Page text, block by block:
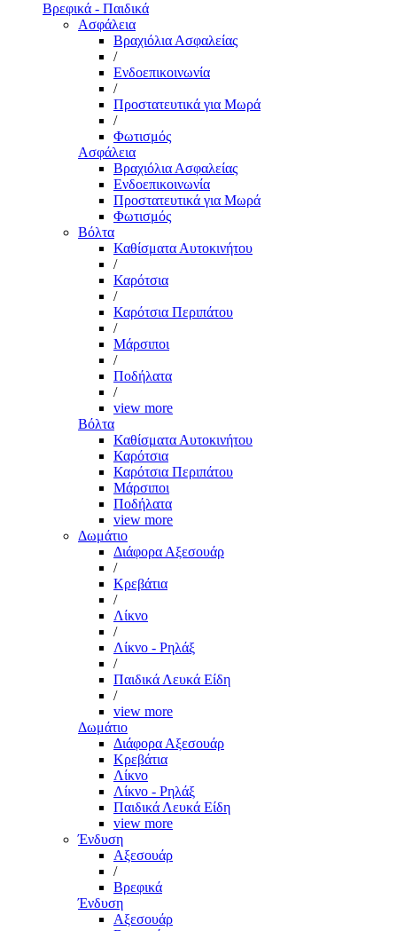
Βρεφικά - Παιδικά
Ασφάλεια
Βραχιόλια Ασφαλείας
/
Ενδοεπικοινωνία
/
Προστατευτικά για Μωρά
/
Φωτισμός
Ασφάλεια
Βραχιόλια Ασφαλείας
Ενδοεπικοινωνία
Προστατευτικά για Μωρά
Φωτισμός
Βόλτα
Καθίσματα Αυτοκινήτου
/
Καρότσια
/
Καρότσια Περιπάτου
/
Μάρσιποι
/
Ποδήλατα
/
view more
Βόλτα
Καθίσματα Αυτοκινήτου
Καρότσια
Καρότσια Περιπάτου
Μάρσιποι
Ποδήλατα
view more
Δωμάτιο
Διάφορα Αξεσουάρ
/
Κρεβάτια
/
Λίκνο
/
Λίκνο - Ρηλάξ
/
Παιδικά Λευκά Είδη
/
view more
Δωμάτιο
Διάφορα Αξεσουάρ
Κρεβάτια
Λίκνο
Λίκνο - Ρηλάξ
Παιδικά Λευκά Είδη
view more
Ένδυση
Αξεσουάρ
/
Βρεφικά
Ένδυση
Αξεσουάρ